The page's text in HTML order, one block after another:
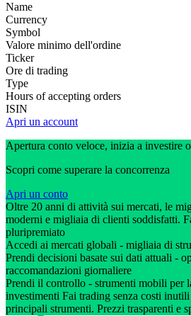
Name
Currency
Symbol
Valore minimo dell'ordine
Ticker
Ore di trading
Type
Hours of accepting orders
ISIN
Apri un account
Apertura conto veloce, inizia a investire
Scopri come superare la concorrenza
Apri un conto
Oltre 20 anni di attività sui mercati, le
moderni e migliaia di clienti soddisfatti.
pluripremiato
Accedi ai mercati globali - migliaia di
Prendi decisioni basate sui dati attuali -
raccomandazioni giornaliere
Prendi il controllo - strumenti mobili per
investimenti Fai trading senza costi
principali strumenti. Prezzi trasparenti e